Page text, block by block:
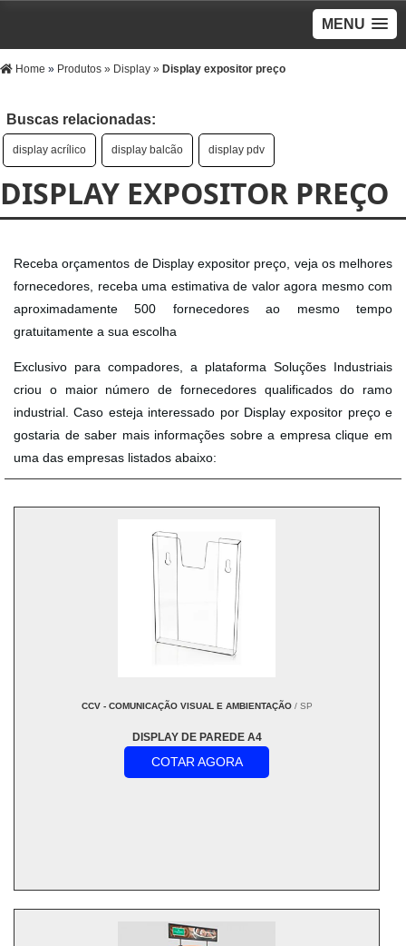
MENU
Home » Produtos » Display » Display expositor preço
Buscas relacionadas:
display acrílico display balcão display pdv
DISPLAY EXPOSITOR PREÇO
Receba orçamentos de Display expositor preço, veja os melhores
fornecedores, receba uma estimativa de valor agora mesmo com
aproximadamente 500 fornecedores ao mesmo tempo
gratuitamente a sua escolha
Exclusivo para compadores, a plataforma Soluções Industriais
criou o maior número de fornecedores qualificados do ramo
industrial. Caso esteja interessado por Display expositor preço e
gostaria de saber mais informações sobre a empresa clique em
uma das empresas listados abaixo:
CCV - COMUNICAÇÃO VISUAL E AMBIENTAÇÃO/ SP
DISPLAY DE PAREDE A4
COTAR AGORA